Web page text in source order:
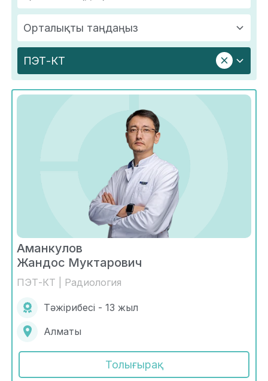
Орталықты таңдаңыз
ПЭТ-КТ
Аманкулов
Жандос Муктарович
ПЭТ-КТ | Радиология
Тәжірибесі - 13 жыл
Алматы
Толығырақ